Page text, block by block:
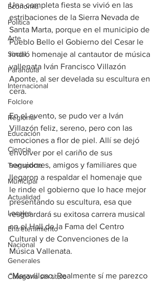
Economía
Política
Arte
Social
Farandula
Internacional
Folclore
Regional
Educación
Ciencia
Transporte
Municipal
Actualidad
Locales
Entretenimiento
Nacional
Generales
Categoría sin título
Una completa fiesta se vivió en las
estribaciones de la Sierra Nevada de
Santa Marta, porque en el municipio de
Pueblo Bello el Gobierno del Cesar le
rindió homenaje al cantautor de música
vallenata Iván Francisco Villazón
Aponte, al ser develada su escultura en
cera.
En el evento, se pudo ver a Iván
Villazón feliz, sereno, pero con las
emociones a flor de piel. Allí se dejó
envolver por el cariño de sus
seguidores, amigos y familiares que
llegaron a respaldar el homenaje que
le rinde el gobierno que lo hace mejor
presentando su escultura, esa que
resguardará su exitosa carrera musical
en el Hall de la Fama del Centro
Cultural y de Convenciones de la
Música Vallenata.
“Maravilloso. Realmente sí me parezco